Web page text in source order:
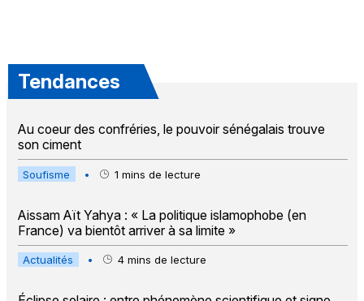
Tendances
Au coeur des confréries, le pouvoir sénégalais trouve
son ciment
Soufisme • 1 mins de lecture
Aissam Aït Yahya : « La politique islamophobe (en
France) va bientôt arriver à sa limite »
Actualités • 4 mins de lecture